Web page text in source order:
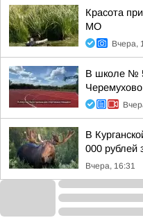
Красота
МО
Вчера,
В школе №
В
000 рублей
Вчера, 16:31